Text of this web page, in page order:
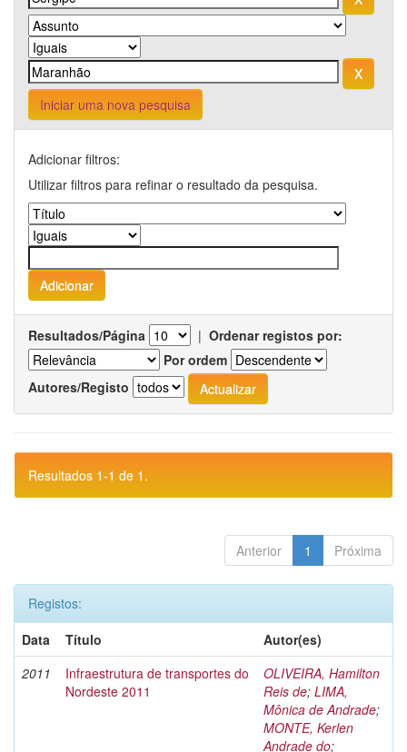
Iniciar uma nova pesquisa
Adicionar filtros:
Utilizar filtros para refinar o resultado da pesquisa.
Resultados/Página | Ordenar registos por:
Por ordem
Autores/Registo
Resultados 1-1 de 1.
Anterior 1 Próxima
Registos:
Data
Título
Autor(es)
2011
Infraestrutura de transportes do
Nordeste 2011
OLIVEIRA, Hamilton
Reis de; LIMA,
Mônica de Andrade;
MONTE, Kerlen
Andrade do;